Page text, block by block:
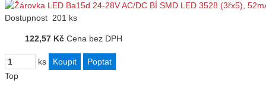
Dostupnost 201 ks
122,57 Kč Cena bez DPH
ks
Top